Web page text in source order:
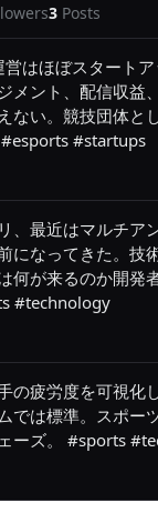
3 Posts
はほぼスタート
メント、配信収益
ない。競技団体と
#startups
、最近はマルチア
になってきた。技
何が来るのか開発
#technology
の疲労度を可視化
では標準。スポー
ーズ。 #sports